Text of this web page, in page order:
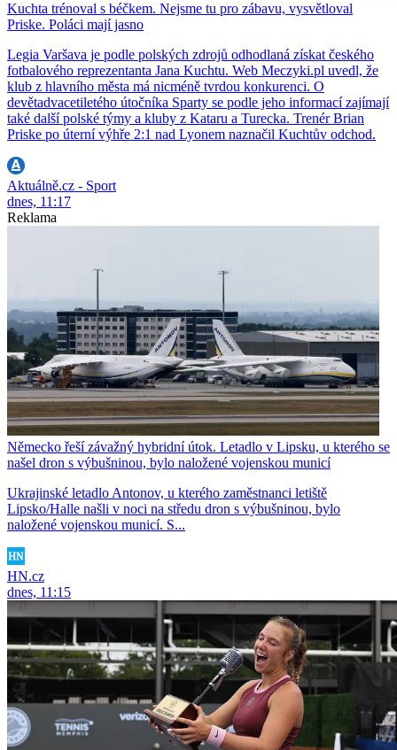
Kuchta trénoval s béčkem. Nejsme tu pro zábavu, vysvětloval
Priske. Poláci mají jasno
Legia Varšava je podle polských zdrojů odhodlaná získat českého
fotbalového reprezentanta Jana Kuchtu. Web Meczyki.pl uvedl, že
klub z hlavního města má nicméně tvrdou konkurenci. O
devětadvacetiletého útočníka Sparty se podle jeho informací zajímají
také další polské týmy a kluby z Kataru a Turecka. Trenér Brian
Priske po úterní výhře 2:1 nad Lyonem naznačil Kuchtův odchod.
Aktuálně.cz - Sport
dnes, 11:17
Reklama
Německo řeší závažný hybridní útok. Letadlo v Lipsku, u kterého se
našel dron s výbušninou, bylo naložené vojenskou municí
Ukrajinské letadlo Antonov, u kterého zaměstnanci letiště
Lipsko/Halle našli v noci na středu dron s výbušninou, bylo
naložené vojenskou municí. S...
HN.cz
dnes, 11:15